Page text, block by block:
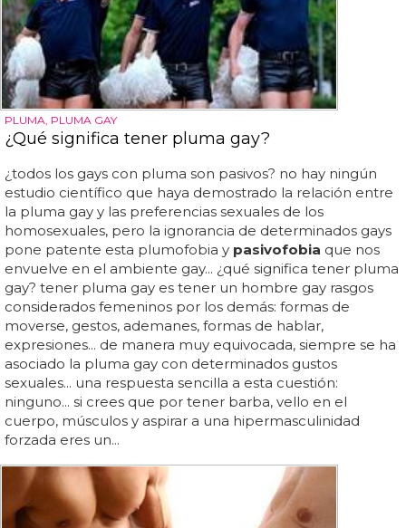
PLUMA, PLUMA GAY
¿Qué significa tener pluma gay?
¿todos los gays con pluma son pasivos? no hay ningún
estudio científico que haya demostrado la relación entre
la pluma gay y las preferencias sexuales de los
homosexuales, pero la ignorancia de determinados gays
pone patente esta plumofobia y pasivofobia que nos
envuelve en el ambiente gay... ¿qué significa tener pluma
gay? tener pluma gay es tener un hombre gay rasgos
considerados femeninos por los demás: formas de
moverse, gestos, ademanes, formas de hablar,
expresiones... de manera muy equivocada, siempre se ha
asociado la pluma gay con determinados gustos
sexuales... una respuesta sencilla a esta cuestión:
ninguno... si crees que por tener barba, vello en el
cuerpo, músculos y aspirar a una hipermasculinidad
forzada eres un...